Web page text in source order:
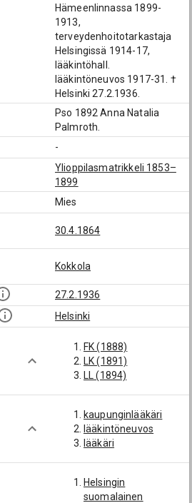
Hämeenlinnassa 1899-
1913,
terveydenhoitotarkastaja
Helsingissä 1914-17,
lääkintöhall.
lääkintöneuvos 1917-31. †
Helsinki 27.2.1936.
Pso 1892 Anna Natalia
Palmroth.
-
Ylioppilasmatrikkeli 1853–
1899
Mies
30.4.1864
Kokkola
27.2.1936
Helsinki
FK (1888)
LK (1891)
LL (1894)
kaupunginlääkäri
lääkintöneuvos
lääkäri
Helsingin
suomalainen